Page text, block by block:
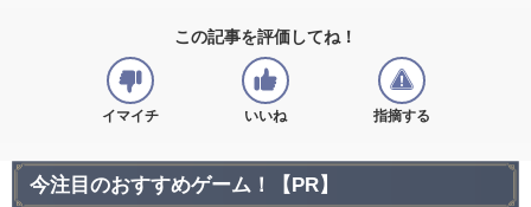
この記事を評価してね！
イマイチ いいね 指摘する
今注目のおすすめゲーム！【PR】